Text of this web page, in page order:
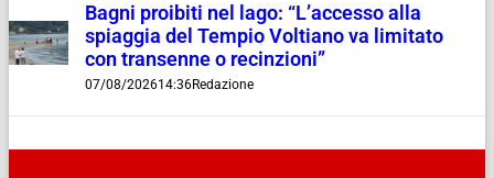
Bagni proibiti nel lago: “L’accesso alla
spiaggia del Tempio Voltiano va limitato
con transenne o recinzioni”
07/08/202614:36Redazione